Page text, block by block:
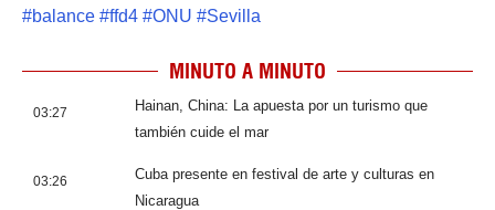
#balance #ffd4 #ONU #Sevilla
MINUTO A MINUTO
03:27
Hainan, China: La apuesta por un turismo que
también cuide el mar
03:26
Cuba presente en festival de arte y culturas en
Nicaragua